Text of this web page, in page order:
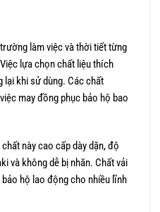
làm việc và thời tiết từng
lựa chọn chất liệu thích
lại khi sử dùng. Các chất
may đồng phục bảo hộ bao
này cao cấp dày dặn, độ
và không dễ bị nhăn. Chất vải
hộ lao động cho nhiều lĩnh